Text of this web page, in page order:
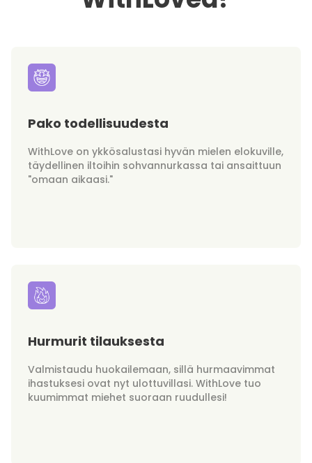
Pako todellisuudesta
WithLove on ykkösalustasi hyvän mielen elokuville,
täydellinen iltoihin sohvannurkassa tai ansaittuun
"omaan aikaasi."
Hurmurit tilauksesta
Valmistaudu huokailemaan, sillä hurmaavimmat
ihastuksesi ovat nyt ulottuvillasi. WithLove tuo
kuumimmat miehet suoraan ruudullesi!